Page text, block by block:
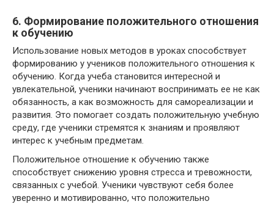
6. Формирование положительного отношения
к обучению
Использование новых методов в уроках способствует
формированию у учеников положительного отношения к
обучению. Когда учеба становится интересной и
увлекательной, ученики начинают воспринимать ее не как
обязанность, а как возможность для самореализации и
развития. Это помогает создать положительную учебную
среду, где ученики стремятся к знаниям и проявляют
интерес к учебным предметам.
Положительное отношение к обучению также
способствует снижению уровня стресса и тревожности,
связанных с учебой. Ученики чувствуют себя более
уверенно и мотивированно, что положительно